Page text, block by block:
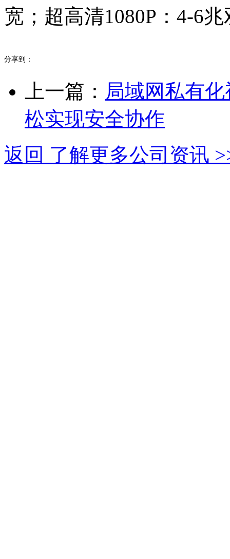
宽；超高清1080P：4-6
分享到：
上一篇： 局域网私有
松实现安全协作
返回 了解更多公司资讯